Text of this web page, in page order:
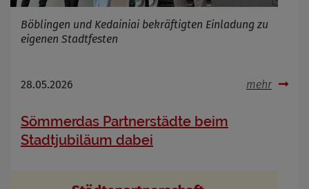
Böblingen und Kedainiai bekräftigten Einladung zu
eigenen Stadtfesten
28.05.2026 mehr
Sömmerdas Partnerstädte beim
Stadtjubiläum dabei